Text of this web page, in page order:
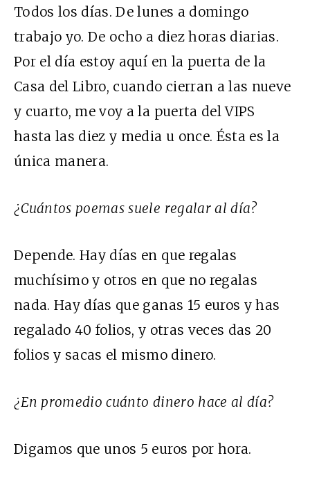
Todos los días. De lunes a domingo
trabajo yo. De ocho a diez horas diarias.
Por el día estoy aquí en la puerta de la
Casa del Libro, cuando cierran a las nueve
y cuarto, me voy a la puerta del VIPS
hasta las diez y media u once. Ésta es la
única manera.
¿Cuántos poemas suele regalar al día?
Depende. Hay días en que regalas
muchísimo y otros en que no regalas
nada. Hay días que ganas 15 euros y has
regalado 40 folios, y otras veces das 20
folios y sacas el mismo dinero.
¿En promedio cuánto dinero hace al día?
Digamos que unos 5 euros por hora.